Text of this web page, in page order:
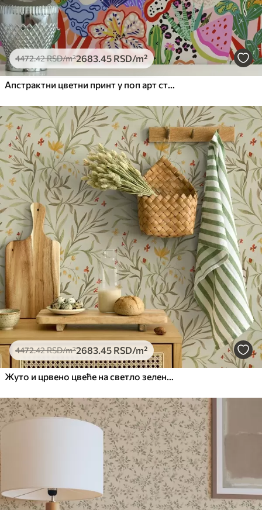
4472.42RSD/m²2683.45 RSD/m²
Апстрактни цветни принт у поп арт стилу
4472.42RSD/m²2683.45 RSD/m²
Жуто и црвено цвеће на светло зеленкастој позадини